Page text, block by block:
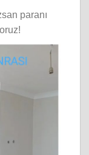
paranı